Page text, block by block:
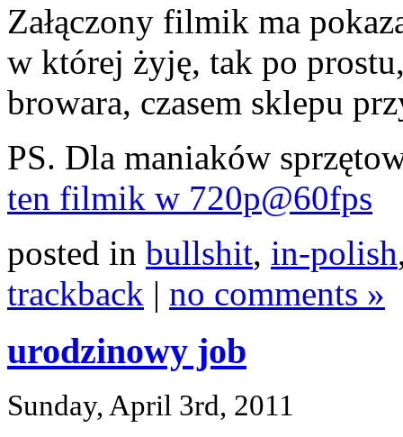
Załączony filmik ma
w której żyję, tak po
browara, czasem sklepu
PS. Dla maniaków
ten filmik w 720p@60fps
posted in bullshit, in-polish
trackback | no comments »
urodzinowy job
Sunday, April 3rd, 2011